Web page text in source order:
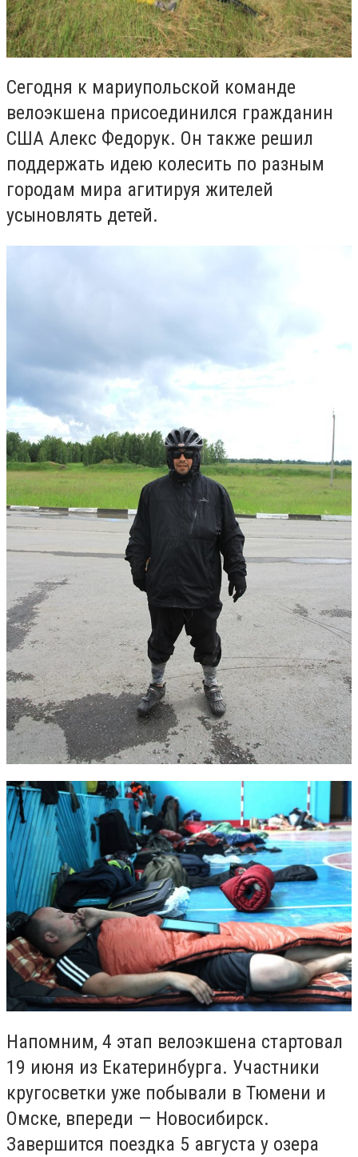
Сегодня к мариупольской команде
велоэкшена присоединился гражданин
США Алекс Федорук. Он также решил
поддержать идею колесить по разным
городам мира агитируя жителей
усыновлять детей.
Напомним, 4 этап велоэкшена стартовал
19 июня из Екатеринбурга. Участники
кругосветки уже побывали в Тюмени и
Омске, впереди — Новосибирск.
Завершится поездка 5 августа у озера